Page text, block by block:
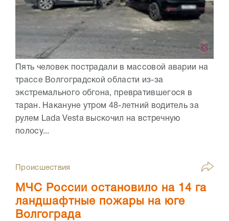
Пять человек пострадали в массовой аварии на
трассе Волгоградской области из-за
экстремального обгона, превратившегося в
таран. Накануне утром 48-летний водитель за
рулем Lada Vesta выскочил на встречную
полосу...
Происшествия
МЧС России остановило на 14 га
ландшафтные пожары на юге
Волгограда